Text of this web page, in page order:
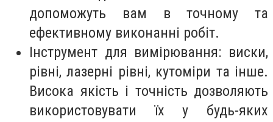
допоможуть вам в точному та
ефективному виконанні робіт.
Інструмент для вимірювання: виски,
рівні, лазерні рівні, кутоміри та інше.
Висока якість і точність дозволяють
використовувати їх у будь-яких